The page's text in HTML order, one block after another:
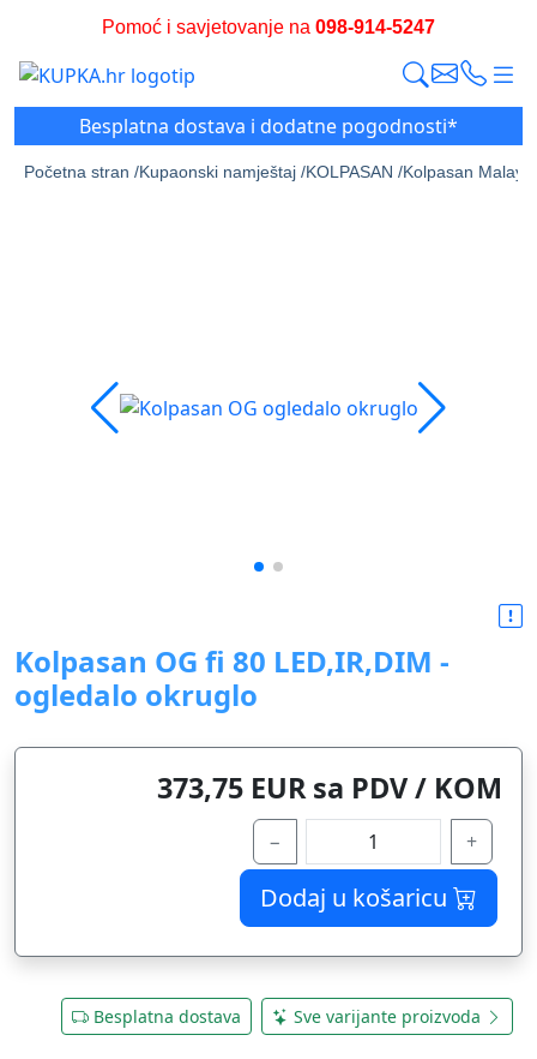
Pomoć i savjetovanje na 098-914-5247
Besplatna dostava i dodatne pogodnosti*
Početna stran /Kupaonski namještaj /KOLPASAN /Kolpasan
Kolpasan OG fi 80 LED,IR,DIM -
ogledalo okruglo
373,75 EUR sa PDV / KOM
− +
Dodaj u košaricu
Besplatna dostava Sve varijante proizvoda